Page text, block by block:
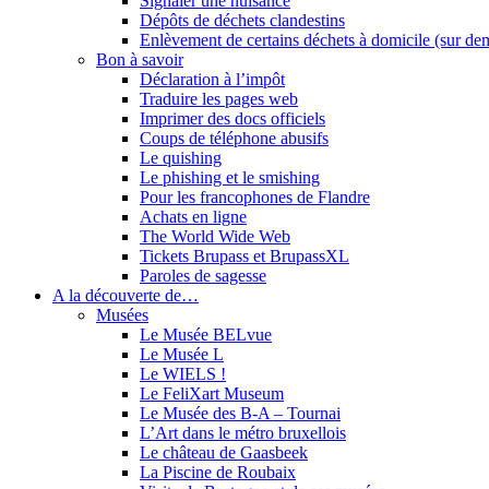
Dépôts de déchets clandestins
Enlèvement de certains déchets à domicile (sur
Bon à savoir
Déclaration à l’impôt
Traduire les pages web
Imprimer des docs officiels
Coups de téléphone abusifs
Le quishing
Le phishing et le smishing
Pour les francophones de Flandre
Achats en ligne
The World Wide Web
Tickets Brupass et BrupassXL
Paroles de sagesse
A la découverte de…
Musées
Le Musée BELvue
Le Musée L
Le WIELS !
Le FeliXart Museum
Le Musée des B-A – Tournai
L’Art dans le métro bruxellois
Le château de Gaasbeek
La Piscine de Roubaix